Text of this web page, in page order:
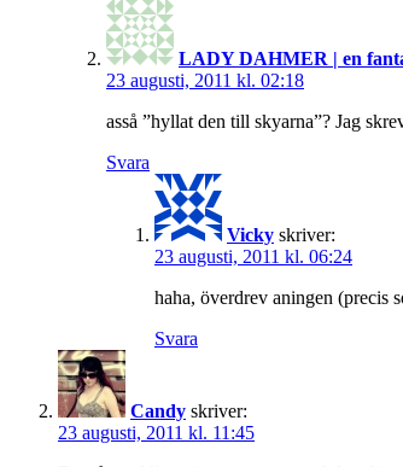
LADY DAHMER | en
23 augusti, 2011 kl. 02:18
asså ”hyllat den till skyarna”? Jag
Svara
Vicky skriver:
23 augusti, 2011 kl. 06:24
haha, överdrev aningen (precis
Svara
Candy skriver:
23 augusti, 2011 kl. 11:45